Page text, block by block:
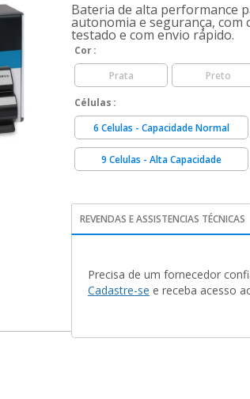
Bateria de alta performance
autonomia e segurança,
testado e com envio rápido.
Cor
Prata
Preto
Células
6 Celulas - Capacidade Normal
9 Celulas - Alta Capacidade
REVENDAS E ASSISTENCIAS TÉCNICAS
Precisa de um fornecedor
Cadastre-se e receba acesso